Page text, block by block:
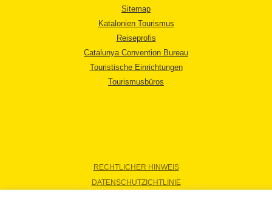
Sitemap
Katalonien Tourismus
Reiseprofis
Catalunya Convention Bureau
Touristische Einrichtungen
Tourismusbüros
RECHTLICHER HINWEIS
DATENSCHUTZICHTLINIE